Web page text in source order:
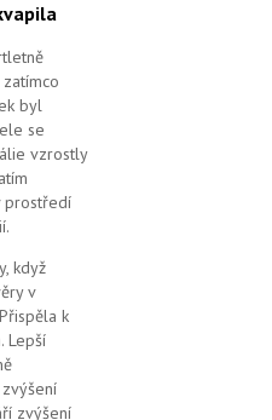
byl
se
vzrostly
prostředí
když
v
k
Lepší
zvýšení